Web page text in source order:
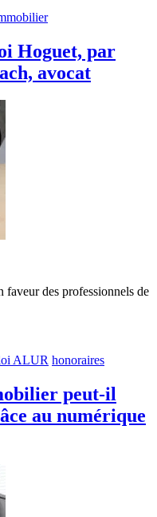
Hoguet, par
avocat
faveur des professionnels de
ALUR honoraires
peut-il
au numérique